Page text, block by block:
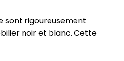
sont rigoureusement
noir et blanc. Cette